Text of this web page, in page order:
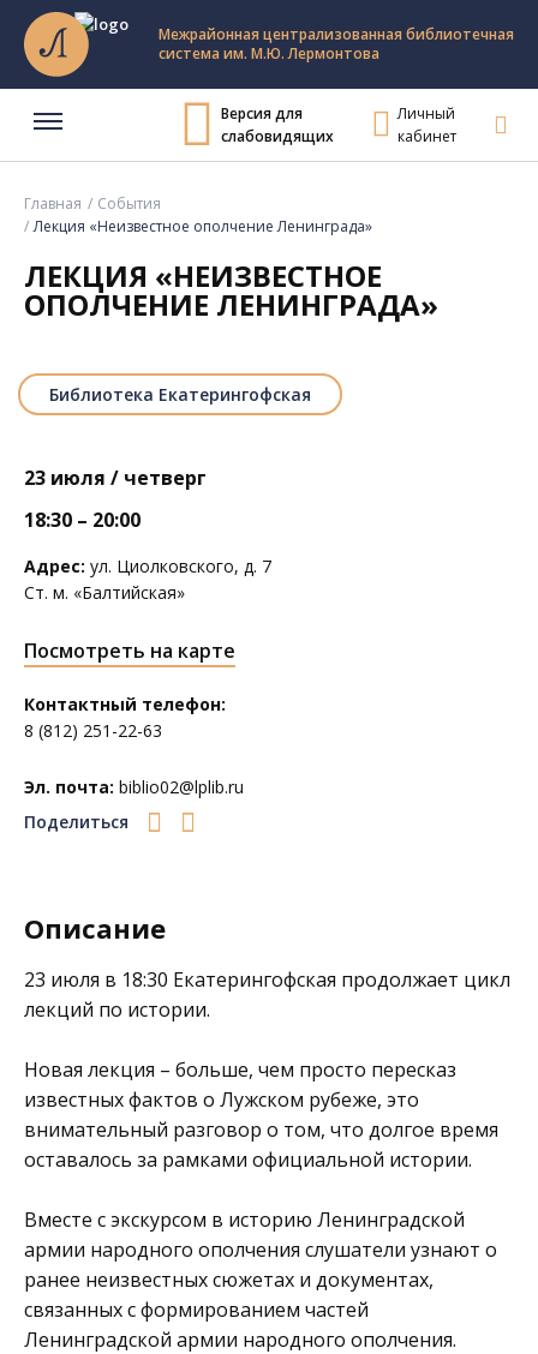
Межрайонная централизованная библиотечная
система им. М.Ю. Лермонтова
Версия для
слабовидящих
Личный
кабинет
Главная
События
Лекция «Неизвестное ополчение Ленинграда»
ЛЕКЦИЯ «НЕИЗВЕСТНОЕ
ОПОЛЧЕНИЕ ЛЕНИНГРАДА»
Библиотека Екатерингофская
23 июля / четверг
18:30 – 20:00
Адрес: ул. Циолковского, д. 7
Ст. м. «Балтийская»
Посмотреть на карте
Контактный телефон:
8 (812) 251-22-63
Эл. почта: biblio02@lplib.ru
Поделиться
Описание
23 июля в 18:30 Екатерингофская продолжает цикл
лекций по истории.
Новая лекция – больше, чем просто пересказ
известных фактов о Лужском рубеже, это
внимательный разговор о том, что долгое время
оставалось за рамками официальной истории.
Вместе с экскурсом в историю Ленинградской
армии народного ополчения слушатели узнают о
ранее неизвестных сюжетах и документах,
связанных с формированием частей
Ленинградской армии народного ополчения.